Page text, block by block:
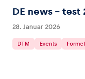
DE news –
28. Januar 2026
DTM Events Formel